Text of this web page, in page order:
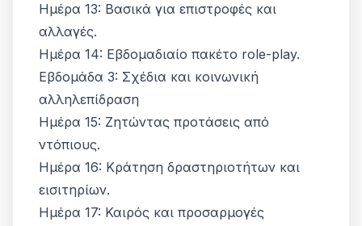
Ημέρα 13: Βασικά για επιστροφές και
αλλαγές.
Ημέρα 14: Εβδομαδιαίο πακέτο role-play.
Εβδομάδα 3: Σχέδια και κοινωνική
αλληλεπίδραση
Ημέρα 15: Ζητώντας προτάσεις από
ντόπιους.
Ημέρα 16: Κράτηση δραστηριοτήτων και
εισιτηρίων.
Ημέρα 17: Καιρός και προσαρμογές